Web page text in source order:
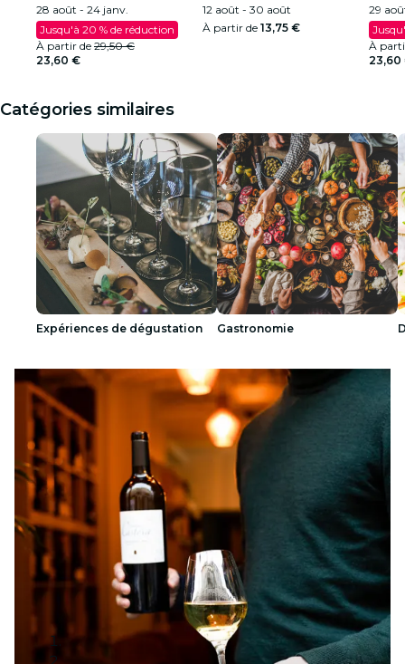
28 août - 24 janv.
Jusqu'à 20 % de réduction
À partir de 29,50 €
23,60 €
12 août - 30 août
À partir de 13,75 €
29
À
23,60
Catégories similaires
Expériences de dégustation Gastronomie